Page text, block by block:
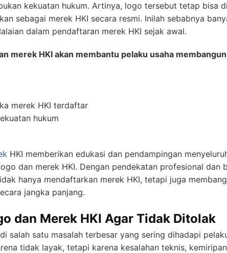
kekuatan hukum. Artinya, logo tersebut tetap bisa
sebagai merek HKI secara resmi. Inilah sebabnya
dalam pendaftaran merek HKI sejak awal.
merek HKI akan membantu pelaku usaha
merek HKI terdaftar
hukum
HKI memberikan edukasi dan pendampingan
dan merek HKI. Dengan pendekatan profesional dan
hanya mendaftarkan merek HKI, tetapi juga
jangka panjang.
dan Merek HKI Agar Tidak Ditolak
salah satu masalah terbesar yang sering dihadapi
tidak layak, tetapi karena kesalahan teknis,